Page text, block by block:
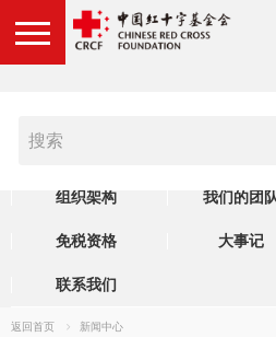
机构简介
组织架构 我们的团
免税资格 大事记
联系我们
返回首页
新闻中心